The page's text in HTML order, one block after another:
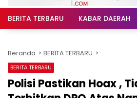
BERITA TERBARU KABAR DAERAH
Beranda BERITA TERBARU
BERITA TERBARU
Polisi Pastikan Hoax ,